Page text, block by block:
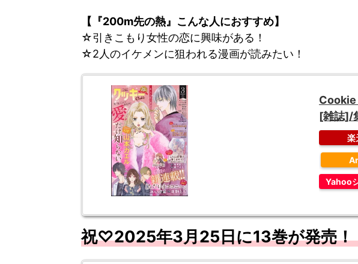
【『200m先の熱』こんな人におすすめ】
☆引きこもり女性の恋に興味がある！
☆2人のイケメンに狙われる漫画が読みたい！
Cookie
[雑誌]/
楽
Yahoo
祝♡2025年3月25日に13巻が発売！